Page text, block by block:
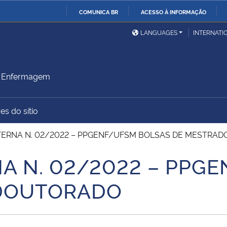
COMUNICA BR ACESSO À INFORMAÇÃO
Ministério da Defesa
Ministério das Relações
Exteriores
Ministério do
Desenvolvimento Regional
União
Advocacia-Geral da União Banco Central do Brasil
LANGUAGES
do sítio
N. 02/2022 – PPGENF/UFSM BOLSAS DE
N. 02/2022 –